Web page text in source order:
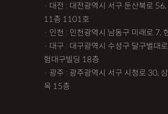
· 대전 : 대전광역시 서구 둔산북로
11층 1101호
· 인천 : 인천광역시 남동구 미래로 7,
· 대구 : 대구광역시 수성구 달구벌대
험대구빌딩 18층
· 광주 : 광주광역시 서구 시청로 30,
옥 15층